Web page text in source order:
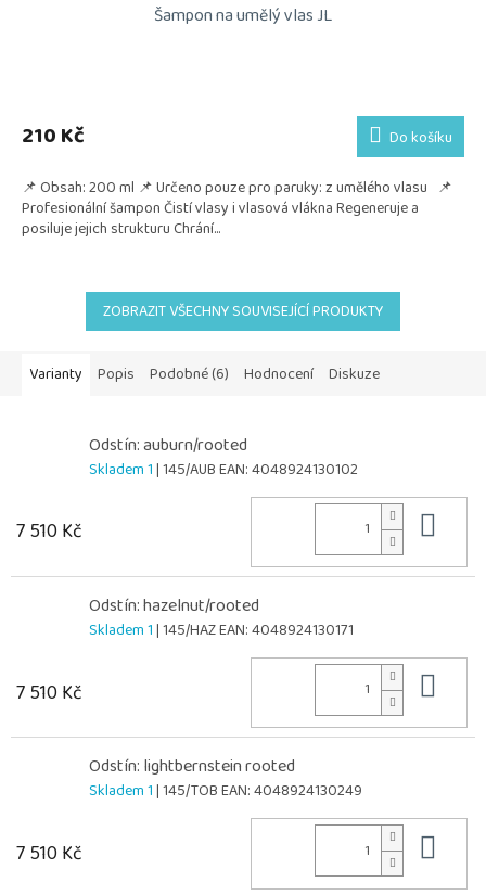
Šampon na umělý vlas JL
210 Kč Do košíku
📌 Obsah: 200 ml 📌 Určeno pouze pro paruky: z umělého vlasu 📌
Profesionální šampon Čistí vlasy i vlasová vlákna Regeneruje a
posiluje jejich strukturu Chrání...
ZOBRAZIT VŠECHNY SOUVISEJÍCÍ PRODUKTY
Varianty Popis Podobné (6) Hodnocení Diskuze
Odstín: auburn/rooted
Skladem 1| 145/AUBEAN:4048924130102
7 510 Kč
Odstín: hazelnut/rooted
Skladem 1| 145/HAZEAN:4048924130171
7 510 Kč
Odstín: lightbernstein rooted
Skladem 1| 145/TOBEAN:4048924130249
7 510 Kč